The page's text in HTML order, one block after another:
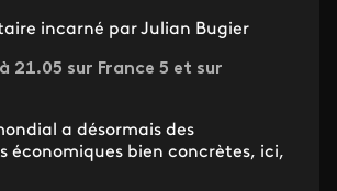
incarné par Julian Bugier
21.05 sur France 5 et sur
a désormais des
économiques bien concrètes, ici,